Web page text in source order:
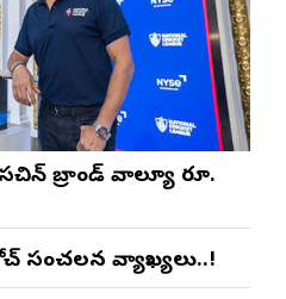
బ్రాండ్ వాల్యూ రూ.
సంచలన వ్యాఖ్యలు..!